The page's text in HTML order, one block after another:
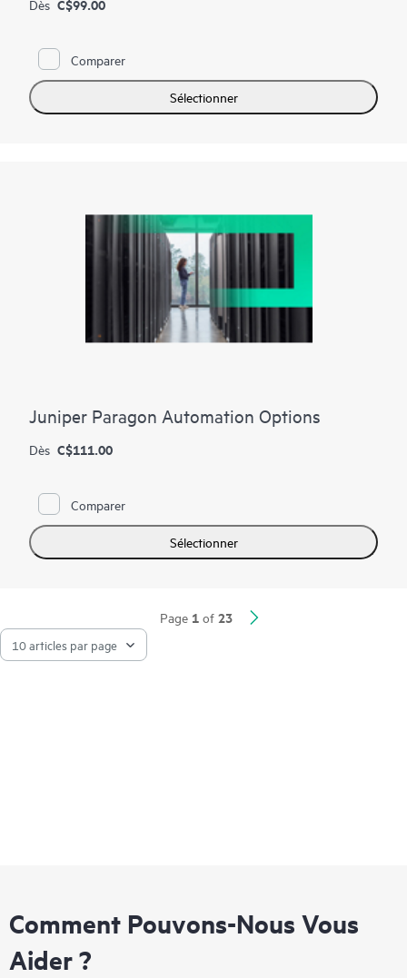
Dès C$99.00
Comparer
Sélectionner
Juniper Paragon Automation Options
Dès C$111.00
Comparer
Sélectionner
Page 1 of 23
Comment Pouvons-Nous Vous
Aider ?